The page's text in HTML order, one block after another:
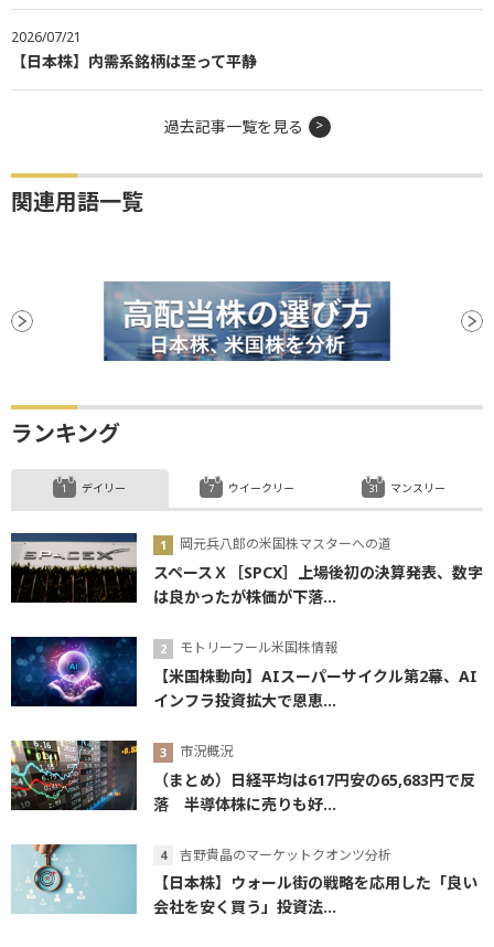
2026/07/21
【日本株】内需系銘柄は至って平静
過去記事一覧を見る
関連用語一覧
ランキング
デイリー
岡元兵八郎の米国株マスターへの道
スペースＸ［SPCX］上場後初の決算発表、数字
は良かったが株価が下落...
モトリーフール米国株情報
【米国株動向】AIスーパーサイクル第2幕、AI
インフラ投資拡大で恩恵...
市況概況
（まとめ）日経平均は617円安の65,683円で反
落 半導体株に売りも好...
吉野貴晶のマーケットクオンツ分析
【日本株】ウォール街の戦略を応用した「良い
会社を安く買う」投資法...
ウイークリー マンスリー